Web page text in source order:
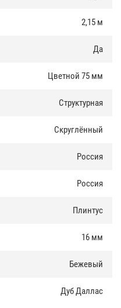
2,15 м
Да
Цветной 75 мм
Структурная
Скруглённый
Россия
Россия
Плинтус
16 мм
Бежевый
Дуб Даллас